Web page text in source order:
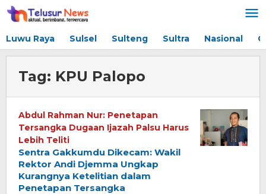
Lewati
ke
Luwu Raya Sulsel Sulteng Sultra Nasional
Tag: KPU Palopo
Abdul Rahman Nur: Penetapan
Tersangka Dugaan Ijazah Palsu Harus
Lebih Teliti
Sentra Gakkumdu Dikecam: Wakil
Rektor Andi Djemma Ungkap
Kurangnya Ketelitian dalam
Penetapan Tersangka